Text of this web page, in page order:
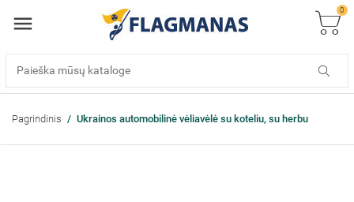
0
Pagrindinis Ukrainos automobilinė vėliavėlė su koteliu, su herbu